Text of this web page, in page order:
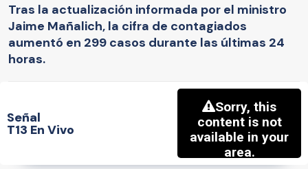
Tras la actualización informada por el ministro
Jaime Mañalich, la cifra de contagiados
aumentó en 299 casos durante las últimas 24
horas.
Señal
T13 En Vivo